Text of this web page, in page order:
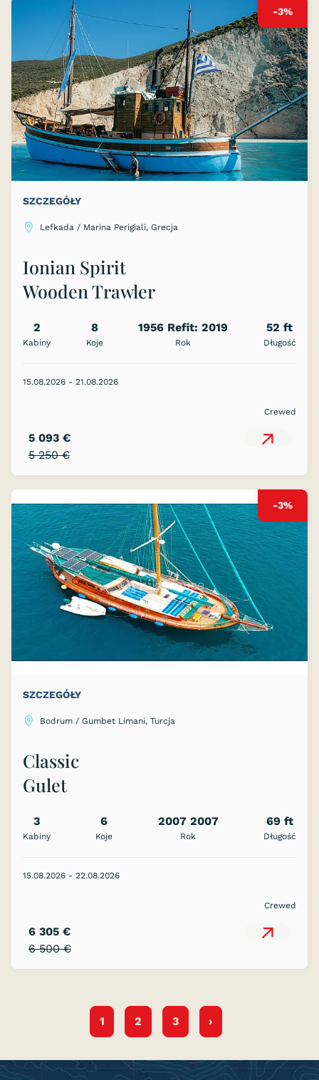
-3%
SZCZEGÓŁY
Lefkada / Marina Perigiali, Grecja
Ionian Spirit
Wooden Trawler
2
Kabiny
8
Koje
1956 Refit: 2019
Rok
52 ft
Długość
15.08.2026 - 21.08.2026
Crewed
5 250 €
5 093 €
-3%
SZCZEGÓŁY
Bodrum / Gumbet Limani, Turcja
Classic
Gulet
3
Kabiny
6
Koje
2007 2007
Rok
69 ft
Długość
15.08.2026 - 22.08.2026
Crewed
6 500 €
6 305 €
1 2 3 ›